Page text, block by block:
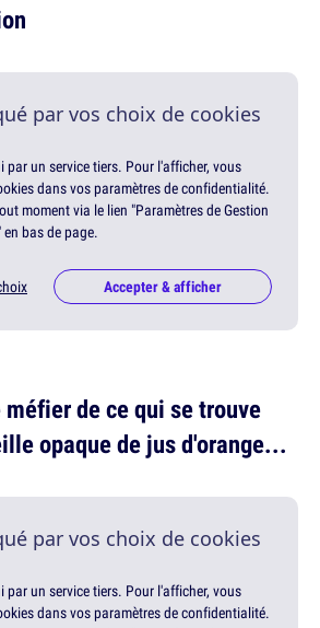
par vos choix de cookies
par un service tiers. Pour l'afficher, vous
dans vos paramètres de confidentialité.
moment via le lien "Paramètres de Gestion
bas de page.
Accepter & afficher
méfier de ce qui se trouve
opaque de jus d'orange...
par vos choix de cookies
par un service tiers. Pour l'afficher, vous
dans vos paramètres de confidentialité.